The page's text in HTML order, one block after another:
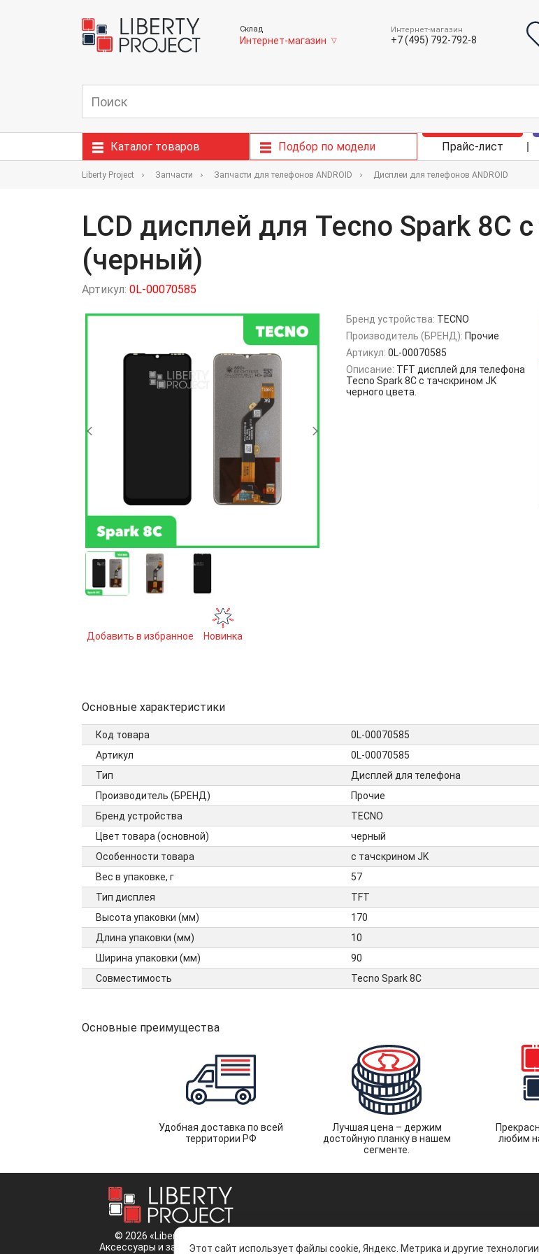
Склад
Интернет-магазин ▽
Интернет-магазин
+7 (495) 792-792-8
Каталог товаров Подбор по модели Прайс-лист
Liberty Project Запчасти Запчасти для телефонов ANDROID Дисплеи для телефонов ANDROID
LCD дисплей для Tecno Spark 8C
(черный)
Артикул: 0L-00070585
Добавить в избранное Новинка
Бренд устройства: TECNO
Производитель (БРЕНД): Прочие
Артикул: 0L-00070585
Описание: TFT дисплей для телефона
Tecno Spark 8C с тачскрином JK
черного цвета.
Основные характеристики
Код товара
0L-00070585
Артикул
0L-00070585
Тип
Дисплей для телефона
Производитель (БРЕНД)
Прочие
Бренд устройства
TECNO
Цвет товара (основной)
черный
Особенности товара
с тачскрином JK
Вес в упаковке, г
57
Тип дисплея
TFT
Высота упаковки (мм)
170
Длина упаковки (мм)
10
Ширина упаковки (мм)
90
Совместимость
Tecno Spark 8C
Основные преимущества
Удобная доставка по всей
территории РФ
Лучшая цена – держим
достойную планку в нашем
сегменте.
любим
© 2026 «Liberty Project».
Аксессуары и запчасти оптом.Этот сайт использует файлы cookie, Яндекс. Метрика и другие